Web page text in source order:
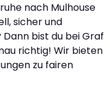
nach Mulhouse
sicher und
bist du bei Graf
richtig! Wir bieten
zu fairen